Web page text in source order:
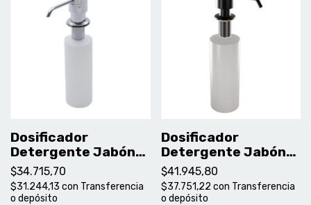
Dosificador
Detergente Jabón
Liquido Johnson -
Apido
$34.715,70
$31.244,13 con Transferencia
o depósito
Dosificador
Detergente Jabón
Liquido Johnson
Negro - Apidob
$41.945,80
$37.751,22 con Transferencia
o depósito